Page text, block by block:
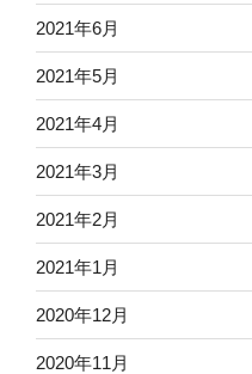
2021年6月
2021年5月
2021年4月
2021年3月
2021年2月
2021年1月
2020年12月
2020年11月